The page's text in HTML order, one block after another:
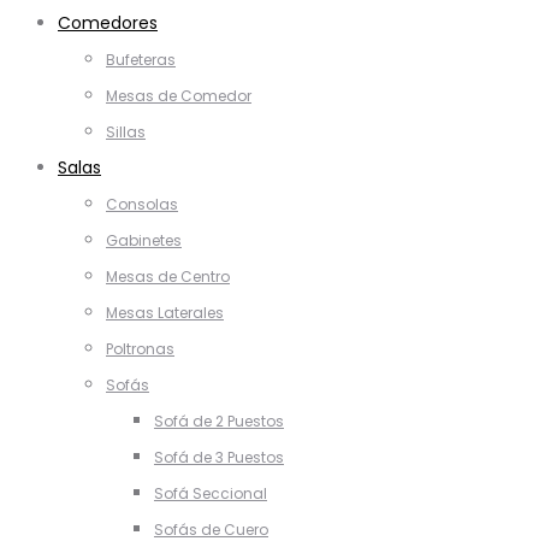
Comedores
Bufeteras
Mesas de Comedor
Sillas
Salas
Consolas
Gabinetes
Mesas de Centro
Mesas Laterales
Poltronas
Sofás
Sofá de 2 Puestos
Sofá de 3 Puestos
Sofá Seccional
Sofás de Cuero